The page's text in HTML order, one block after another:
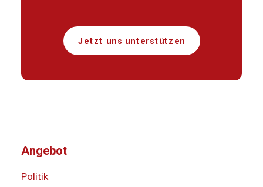
Jetzt uns unterstützen
Angebot
Politik